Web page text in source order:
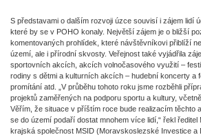
S představami o dalším rozvoji úzce souvisí i zájem lidí
které by se v POHO konaly. Největší zájem je o bližší
komentovaných prohlídek, které návštěvníkovi přiblíží
území, ale i přírodní skvosty. Veřejnost také vyjádřila
sportovních akcích, akcích volnočasového využití –
rodiny s dětmi a kulturních akcích – hudební koncerty a
promítání atd. „V průběhu tohoto roku jsme rozběhli
projektů zaměřených na podporu sportu a kultury,
Věřím, že situace v příštím roce bude realizacím těchto
se do území podaří dostat mnohem více lidí,“ řekl ředitel
krajská společnost MSID (Moravskoslezské Investice a